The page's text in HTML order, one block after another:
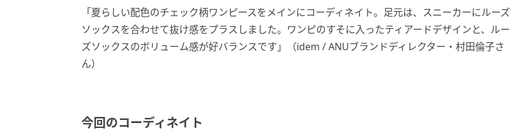
「夏らしい配色のチェック柄ワンピースをメインにコーディネイト。足元は、スニーカーにルーズ
ソックスを合わせて抜け感をプラスしました。ワンピのすそに入ったティアードデザインと、ルー
ズソックスのボリューム感が好バランスです」（idem / ANUブランドディレクター・村田倫子さ
ん）
今回のコーディネイト